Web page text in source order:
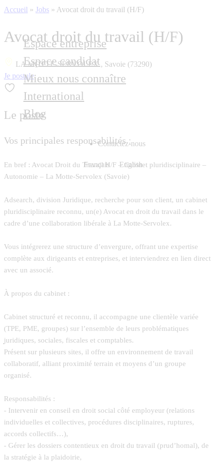
Espace entreprise
Espace candidat
Mieux nous connaître
International
Blog
Contactez-nous
Français English
Accueil » Jobs » Avocat droit du travail (H/F)
Avocat droit du travail (H/F)
LA MOTTE-SERVOLEX , Savoie (73290)
Je postule
Le poste
Vos principales responsabilités :
En bref : Avocat Droit du Travail H/F – Cabinet pluridisciplinaire –
Autonomie – La Motte-Servolex (Savoie)
Adsearch, division Juridique, recherche pour son client, un cabinet
pluridisciplinaire reconnu, un(e) Avocat en droit du travail dans le
cadre d’une collaboration libérale à La Motte-Servolex.
Vous intégrerez une structure d’envergure, offrant une expertise
complète aux dirigeants et entreprises, et interviendrez en lien direct
avec un associé.
À propos du cabinet :
Cabinet structuré et reconnu, il accompagne une clientèle variée
(TPE, PME, groupes) sur l’ensemble de leurs problématiques
juridiques, sociales, fiscales et comptables.
Présent sur plusieurs sites, il offre un environnement de travail
collaboratif, alliant proximité terrain et moyens d’un groupe
organisé.
Responsabilités :
- Intervenir en conseil en droit social côté employeur (relations
individuelles et collectives, procédures disciplinaires, ruptures,
accords collectifs…),
- Gérer les dossiers contentieux en droit du travail (prud’homal), de
la stratégie à la plaidoirie,